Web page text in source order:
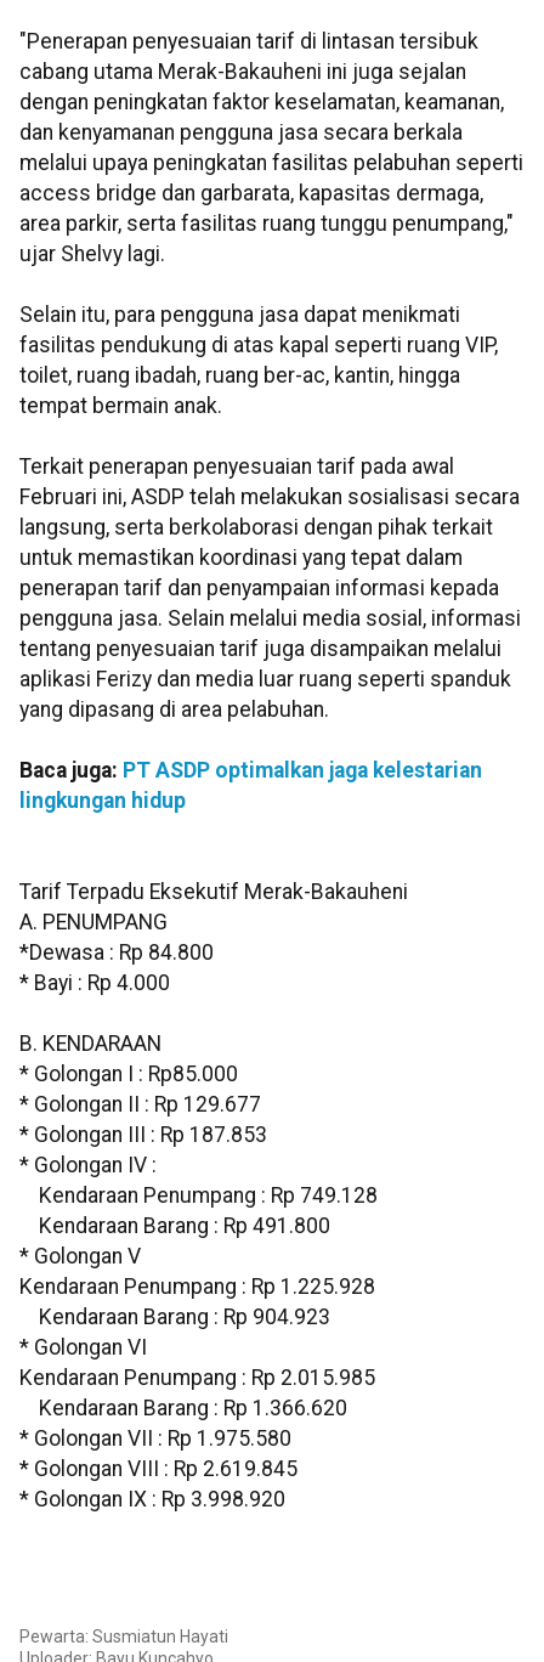
"Penerapan penyesuaian tarif di lintasan tersibuk
cabang utama Merak-Bakauheni ini juga sejalan
dengan peningkatan faktor keselamatan, keamanan,
dan kenyamanan pengguna jasa secara berkala
melalui upaya peningkatan fasilitas pelabuhan seperti
access bridge dan garbarata, kapasitas dermaga,
area parkir, serta fasilitas ruang tunggu penumpang,"
ujar Shelvy lagi.
Selain itu, para pengguna jasa dapat menikmati
fasilitas pendukung di atas kapal seperti ruang VIP,
toilet, ruang ibadah, ruang ber-ac, kantin, hingga
tempat bermain anak.
Terkait penerapan penyesuaian tarif pada awal
Februari ini, ASDP telah melakukan sosialisasi secara
langsung, serta berkolaborasi dengan pihak terkait
untuk memastikan koordinasi yang tepat dalam
penerapan tarif dan penyampaian informasi kepada
pengguna jasa. Selain melalui media sosial, informasi
tentang penyesuaian tarif juga disampaikan melalui
aplikasi Ferizy dan media luar ruang seperti spanduk
yang dipasang di area pelabuhan.
Baca juga: PT ASDP optimalkan jaga kelestarian
lingkungan hidup
Tarif Terpadu Eksekutif Merak-Bakauheni
A. PENUMPANG
*Dewasa : Rp 84.800
* Bayi : Rp 4.000
B. KENDARAAN
* Golongan I : Rp85.000
* Golongan II : Rp 129.677
* Golongan III : Rp 187.853
* Golongan IV :
Kendaraan Penumpang : Rp 749.128
Kendaraan Barang : Rp 491.800
* Golongan V
Kendaraan Penumpang : Rp 1.225.928
Kendaraan Barang : Rp 904.923
* Golongan VI
Kendaraan Penumpang : Rp 2.015.985
Kendaraan Barang : Rp 1.366.620
* Golongan VII : Rp 1.975.580
* Golongan VIII : Rp 2.619.845
* Golongan IX : Rp 3.998.920
Pewarta: Susmiatun Hayati